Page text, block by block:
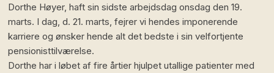
Dorthe Høyer, haft sin sidste arbejdsdag onsdag den 19.
marts. I dag, d. 21. marts, fejrer vi hendes imponerende
karriere og ønsker hende alt det bedste i sin velfortjente
pensionisttilværelse.
Dorthe har i løbet af fire årtier hjulpet utallige patienter med